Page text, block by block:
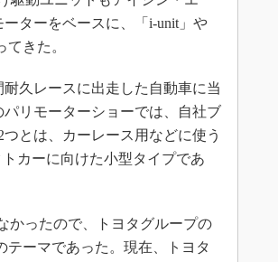
ターをベースに、「i-unit」や
きた。
久レースに出走した自動車に当
リモーターショーでは、自社ブ
とは、カーレース用などに使う
カーに向けた小型タイプであ
ったので、トヨタグループの
ーマであった。現在、トヨタ